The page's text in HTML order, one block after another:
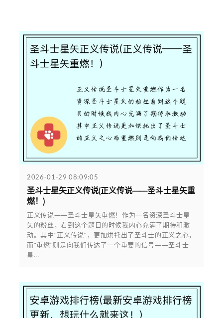
2026-01-29 08:09:05
圣斗士星矢正义传说(正义传说——圣斗士星矢重
燃！)
正义传说——圣斗士星矢重燃！作为一名资深圣斗士星
矢的粉丝，看到这个题目的时候我内心充满了期待和激
动。其中“正义传说”，更加烘托出了圣斗士的正义之心，
而“重燃”则是向我们传达了一个重要的信号——圣斗士
星...